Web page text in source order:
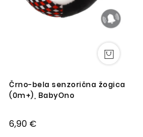
Črno-bela senzorična žogica
(0m+), BabyOno
6,90 €